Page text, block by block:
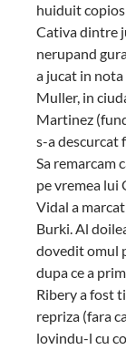
huiduit
Cativa dintre
nerupand
a jucat in
Muller, in
Martinez
s-a descurcat
Sa remarcam
pe vremea lui
Vidal a
Burki. Al
dovedit omul
dupa ce a
Ribery a fost
repriza (fara
lovindu-l cu